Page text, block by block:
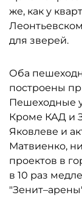
же, как у
для зверей.
Оба
построены
Пешеходные
Кроме КАД и
Яковлеве и
Матвиенко,
проектов в
в 10 раз